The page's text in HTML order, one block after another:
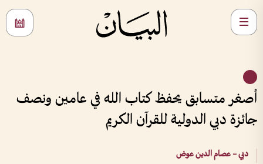
أصغر متسابق يحفظ كتاب الله في عامين ونصف
جائزة دبي الدولية للقرآن الكريم
دبي – عصام الدين عوض